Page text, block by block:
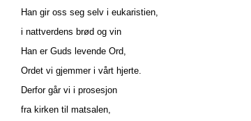
Han gir oss seg selv i eukaristien,
i nattverdens brød og vin
Han er Guds levende Ord,
Ordet vi gjemmer i vårt hjerte.
Derfor går vi i prosesjon
fra kirken til matsalen,